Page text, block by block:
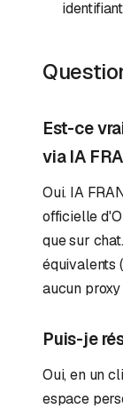
Est-ce
via IA
Oui. IA
officielle
que sur
équivalents
aucun
Puis-je
Oui, en un
espace